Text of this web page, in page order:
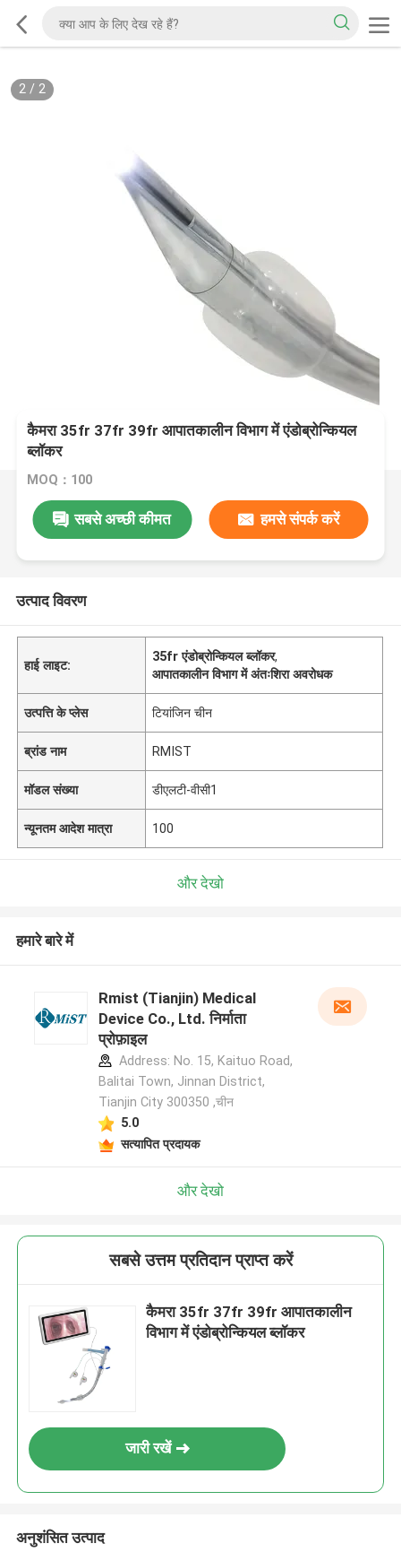
2/ 2
कैमरा 35fr 37fr 39fr आपातकालीन विभाग में एंडोब्रोन्कियल
ब्लॉकर
MOQ：100
सबसे अच्छी कीमत हमसे संपर्क करें
उत्पाद विवरण
हाई लाइट:
35fr एंडोब्रोन्कियल ब्लॉकर,
आपातकालीन विभाग में अंतःशिरा अवरोधक
उत्पत्ति के प्लेस टियांजिन चीन
ब्रांड नाम RMIST
मॉडल संख्या डीएलटी-वीसी1
न्यूनतम आदेश मात्रा 100
और देखो
हमारे बारे में
Rmist (Tianjin) Medical
Device Co., Ltd. निर्माता
प्रोफ़ाइल
Address: No. 15, Kaituo Road,
Balitai Town, Jinnan District,
Tianjin City 300350 ,चीन
5.0
सत्यापित प्रदायक
और देखो
सबसे उत्तम प्रतिदान प्राप्त करें
कैमरा 35fr 37fr 39fr आपातकालीन
विभाग में एंडोब्रोन्कियल ब्लॉकर
जारी रखें
अनुशंसित उत्पाद